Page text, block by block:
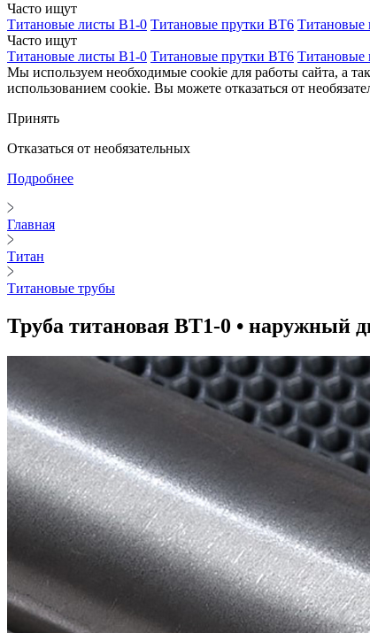
Часто ищут
Титановые листы В1-0 Титановые прутки ВТ6 Титановые
Часто ищут
Титановые листы В1-0 Титановые прутки ВТ6 Титановые
Мы используем необходимые cookie для работы сайта, а
использованием cookie. Вы можете отказаться от
Принять
Отказаться от необязательных
Подробнее
Главная
Титан
Титановые трубы
Труба титановая ВТ1-0 • наружный